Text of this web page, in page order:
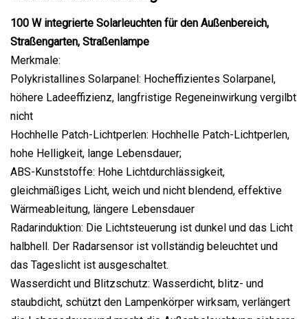
100 W integrierte Solarleuchten für den Außenbereich,
Straßengarten, Straßenlampe
Merkmale:
Polykristallines Solarpanel: Hocheffizientes Solarpanel,
höhere Ladeeffizienz, langfristige Regeneinwirkung vergilbt
nicht
Hochhelle Patch-Lichtperlen: Hochhelle Patch-Lichtperlen,
hohe Helligkeit, lange Lebensdauer;
ABS-Kunststoffe: Hohe Lichtdurchlässigkeit,
gleichmäßiges Licht, weich und nicht blendend, effektive
Wärmeableitung, längere Lebensdauer
Radarinduktion: Die Lichtsteuerung ist dunkel und das Licht
halbhell. Der Radarsensor ist vollständig beleuchtet und
das Tageslicht ist ausgeschaltet.
Wasserdicht und Blitzschutz: Wasserdicht, blitz- und
staubdicht, schützt den Lampenkörper wirksam, verlängert